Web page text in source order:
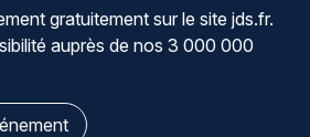
gratuitement sur le site jds.fr.
auprès de nos 3 000 000